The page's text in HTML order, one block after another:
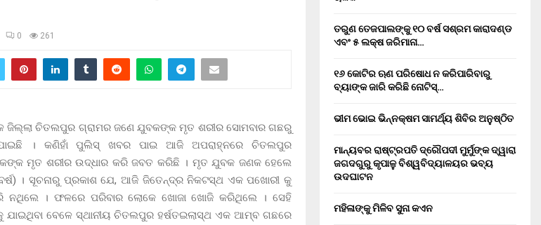
0 261
ଜିଲ୍ଲା ଚିତଲପୁର ଗ୍ରାମର ଜଣେ ଯୁବକଙ୍କ ମୃତ ଶରୀର ସୋମବାର ଗଛରୁ
। କଣିହାଁ ପୁଲିସ୍ ଖବର ପାଇ ଆଜି ଅପରାହ୍ନରେ ଚିତଲପୁର
ମୃତ ଶରୀର ଉଦ୍ଧାର କରି ଜବତ କରିଛି । ମୃତ ଯୁବକ ଜଣକ ହେଲେ
। ସୂଚନାରୁ ପ୍ରକାଶ ଯେ, ଆଜି ଜିତେନ୍ଦ୍ର ନିକଟସ୍ଥ ଏକ ପଖୋରୀ କୁ
। ଫଳରେ ପରିବାର ଲୋକେ ଖୋଜା ଖୋଜି କରିଥିଲେ । ସେହି
ଯାଇଥିବା ବେଳେ ସ୍ଥାନୀୟ ଚିତଲପୁର ହର୍ଷତଇଲାସ୍ଥ ଏକ ଆମ୍ବ ଗଛରେ
ତରୁଣ ତେଜପାଲଙ୍କୁ ୧୦ ବର୍ଷ ସଶ୍ରମ କାରାଦଣ୍ଡ
ଏବଂ ₹୫ ଲକ୍ଷ ଜରିମାନା…
୧୬ କୋଟିର ଋଣ ପରିଷୋଧ ନ କରିପାରିବାରୁ
ବ୍ୟାଙ୍କ ଜାରି କରିଛି ନୋଟିସ୍…
ଭୀମ ଭୋଇ ଭିନ୍ନକ୍ଷମ ସାମର୍ଥ୍ୟ ଶିବିର ଅନୁଷ୍ଠିତ
ମାନ୍ୟବର ରାଷ୍ଟ୍ରପତି ଦ୍ରୌପଦୀ ମୁର୍ମୁଙ୍କ ଦ୍ୱାରା
ଜଗଦଗୁରୁ କୃପାଳୁ ବିଶ୍ୱବିଦ୍ୟାଳୟର ଭବ୍ୟ
ଉଦଘାଟନ
ମହିଳାଙ୍କୁ ମିଳିବ ସୁନା କଏନ